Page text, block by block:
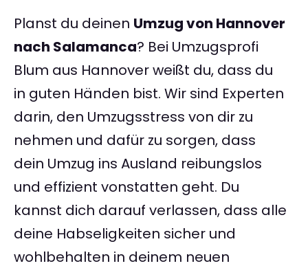
Planst du deinen Umzug von Hannover
nach Salamanca? Bei Umzugsprofi
Blum aus Hannover weißt du, dass du
in guten Händen bist. Wir sind Experten
darin, den Umzugsstress von dir zu
nehmen und dafür zu sorgen, dass
dein Umzug ins Ausland reibungslos
und effizient vonstatten geht. Du
kannst dich darauf verlassen, dass alle
deine Habseligkeiten sicher und
wohlbehalten in deinem neuen